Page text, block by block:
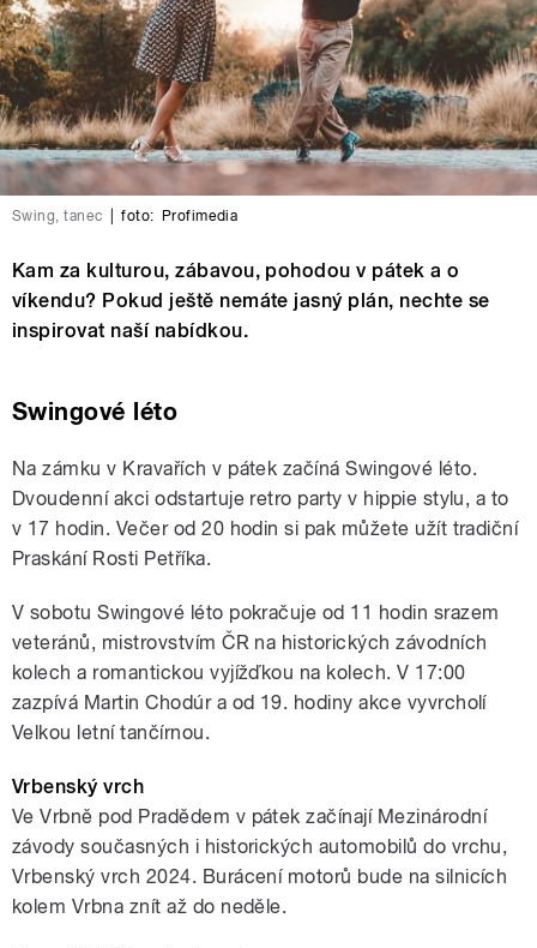
Swing, tanec foto: Profimedia
Kam za kulturou, zábavou, pohodou v pátek a o
víkendu? Pokud ještě nemáte jasný plán, nechte se
inspirovat naší nabídkou.
Swingové léto
Na zámku v Kravařích v pátek začíná Swingové léto.
Dvoudenní akci odstartuje retro party v hippie stylu, a to
v 17 hodin. Večer od 20 hodin si pak můžete užít tradiční
Praskání Rosti Petříka.
V sobotu Swingové léto pokračuje od 11 hodin srazem
veteránů, mistrovstvím ČR na historických závodních
kolech a romantickou vyjížďkou na kolech. V 17:00
zazpívá Martin Chodúr a od 19. hodiny akce vyvrcholí
Velkou letní tančírnou.
Vrbenský vrch
Ve Vrbně pod Pradědem v pátek začínají Mezinárodní
závody současných i historických automobilů do vrchu,
Vrbenský vrch 2024. Burácení motorů bude na silnicích
kolem Vrbna znít až do neděle.